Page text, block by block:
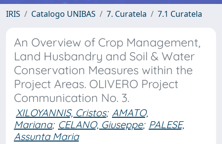
IRIS Catalogo UNIBAS 7. Curatela 7.1 Curatela
An Overview of Crop Management,
Land Husbandry and Soil & Water
Conservation Measures within the
Project Areas. OLIVERO Project
Communication No. 3.
XILOYANNIS, Cristos; AMATO,
Mariana; CELANO, Giuseppe; PALESE,
Assunta Maria